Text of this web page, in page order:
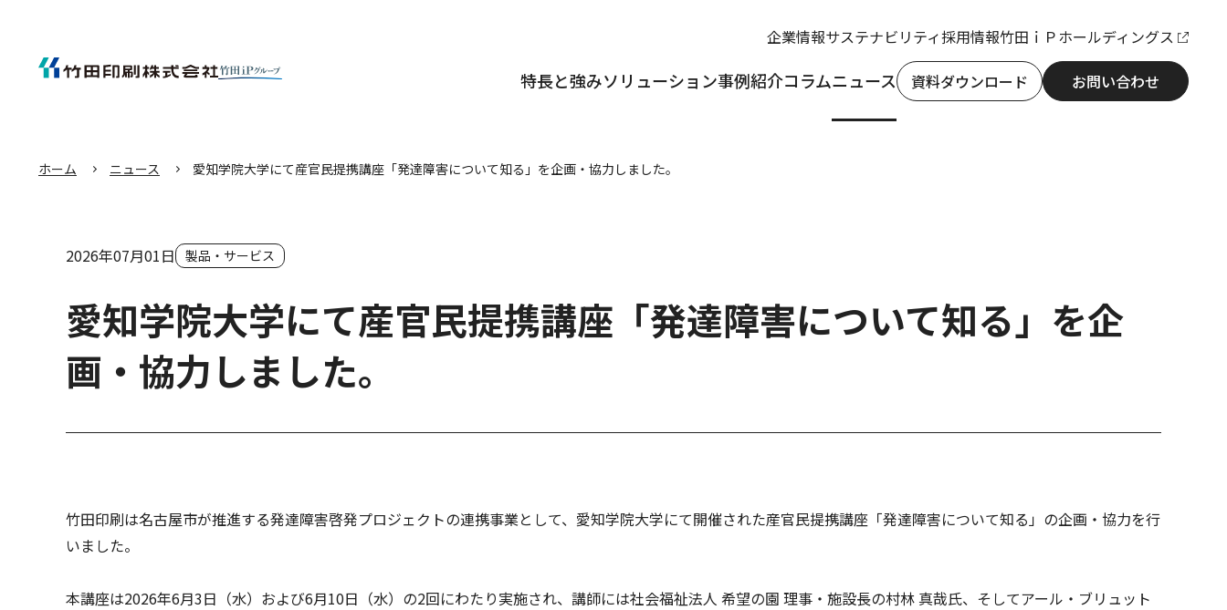
企業情報サステナビリティ採用情報竹田ｉＰホールディングス
特長と強みソリューション事例紹介コラムニュース 資料ダウンロード お問い合わせ
ホーム ニュース 愛知学院大学にて産官民提携講座「発達障害について知る」を企画・協力しました。
2026年07月01日 製品・サービス
愛知学院大学にて産官民提携講座「発達障害について知る」を企
画・協力しました。
竹田印刷は名古屋市が推進する発達障害啓発プロジェクトの連携事業として、愛知学院大学にて開催された産官民提携講座「発達障害について知る」の企画・協力を行
いました。
本講座は2026年6月3日（水）および6月10日（水）の2回にわたり実施され、講師には社会福祉法人 希望の園 理事・施設長の村林 真哉氏、そしてアール・ブリュット